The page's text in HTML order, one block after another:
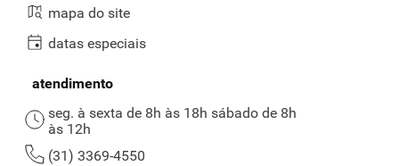
mapa do site
datas especiais
atendimento
seg. à sexta de 8h às 18h sábado de 8h
às 12h
(31) 3369-4550